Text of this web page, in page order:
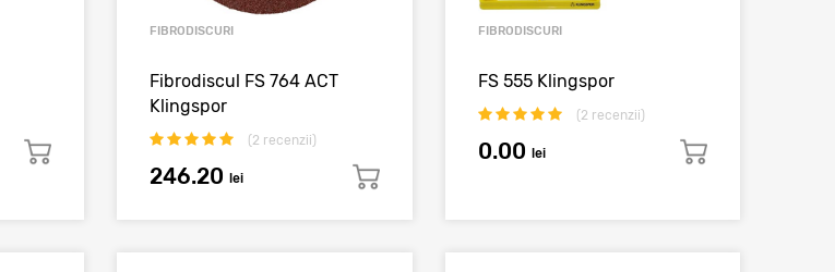
FIBRODISCURI
Fibrodiscul FS 764 ACT
Klingspor
(2 recenzii)
246.20lei
FIBRODISCURI
FS 555 Klingspor
(2 recenzii)
0.00 lei